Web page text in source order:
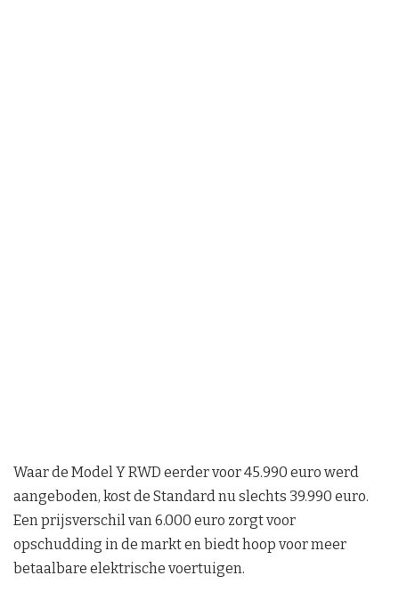
Waar de Model Y RWD eerder voor 45.990 euro werd
aangeboden, kost de Standard nu slechts 39.990 euro.
Een prijsverschil van 6.000 euro zorgt voor
opschudding in de markt en biedt hoop voor meer
betaalbare elektrische voertuigen.